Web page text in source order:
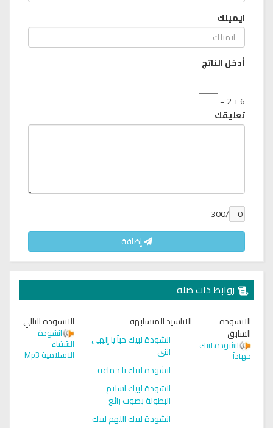
ايميلك
أدخل الناتج
6 + 2 =
تعليقك
/300
إضافة
روابط ذات صلة
الانشودة
السابق
انشودة لبيك
جهاداً
الاناشيد المتشابهة
انشودة لبيك حباً يا إلهي
انني
انشودة لبيك يا جماعة
انشودة لبيك اسلام
البطولة بصوت رائع
انشودة لبيك اللهم لبيك
الانشودة التالي
انشودة
الشفاء
الاسلامية Mp3